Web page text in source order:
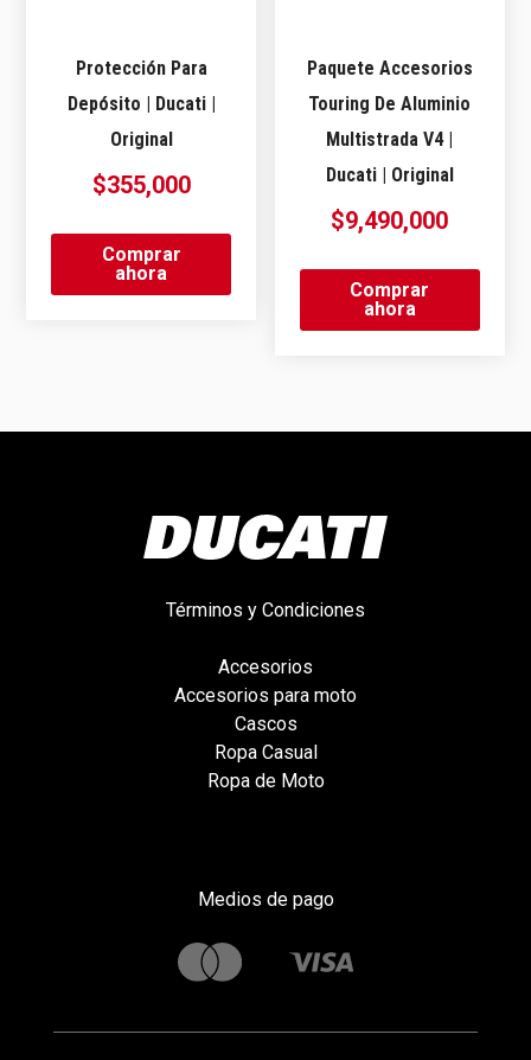
Protección Para
Depósito | Ducati |
Original
$355,000
Comprar
ahora
Paquete Accesorios
Touring De Aluminio
Multistrada V4 |
Ducati | Original
$9,490,000
Comprar
ahora
Términos y Condiciones
Accesorios
Accesorios para moto
Cascos
Ropa Casual
Ropa de Moto
Medios de pago